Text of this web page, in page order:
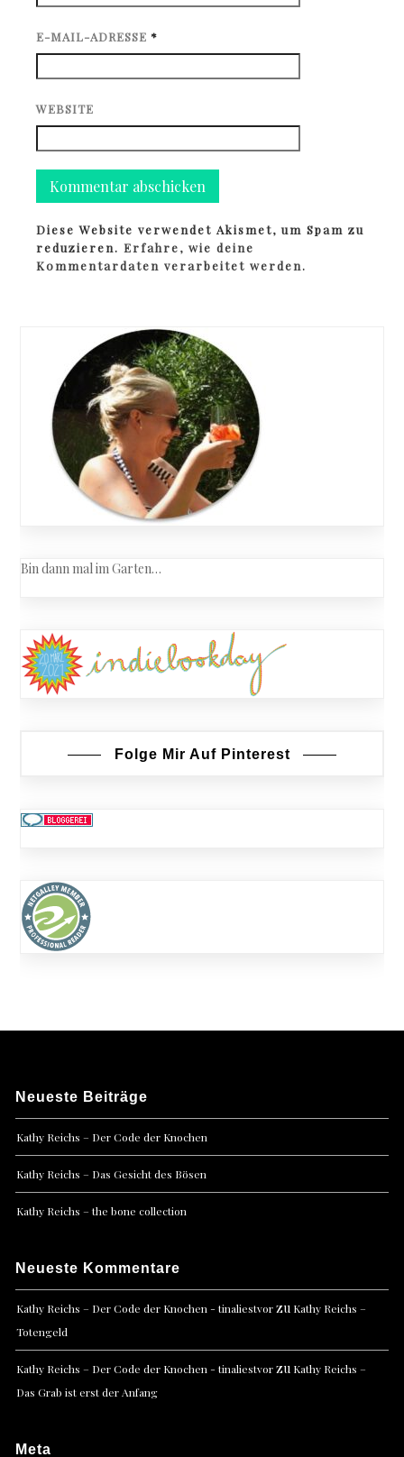
E-MAIL-ADRESSE *
WEBSITE
Diese Website verwendet Akismet, um Spam zu
reduzieren.Erfahre, wie deine
Kommentardaten verarbeitet werden.
Bin dann mal im Garten…
Folge Mir Auf Pinterest
Neueste Beiträge
Kathy Reichs – Der Code der Knochen
Kathy Reichs – Das Gesicht des Bösen
Kathy Reichs – the bone collection
Neueste Kommentare
Kathy Reichs – Der Code der Knochen - tinaliestvorzu Kathy Reichs –
Totengeld
Kathy Reichs – Der Code der Knochen - tinaliestvorzu Kathy Reichs –
Das Grab ist erst der Anfang
Meta